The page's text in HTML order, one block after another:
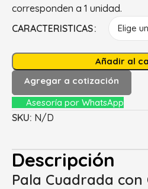
corresponden a 1 unidad.
CARACTERISTICAS
Añadir al
Agregar a cotización
Asesoría por WhatsApp
SKU: N/D
Descripción
Pala Cuadrada con